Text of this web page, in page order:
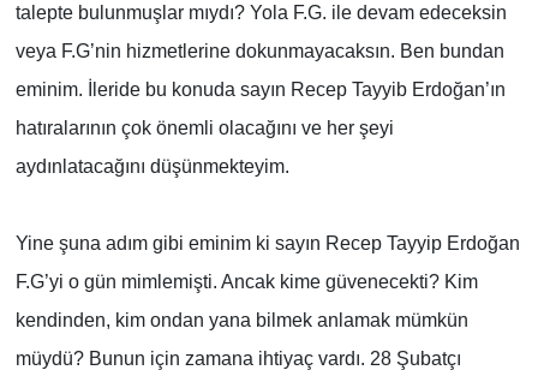
talepte bulunmuşlar mıydı? Yola F.G. ile devam edeceksin
veya F.G’nin hizmetlerine dokunmayacaksın. Ben bundan
eminim. İleride bu konuda sayın Recep Tayyib Erdoğan’ın
hatıralarının çok önemli olacağını ve her şeyi
aydınlatacağını düşünmekteyim.
Yine şuna adım gibi eminim ki sayın Recep Tayyip Erdoğan
F.G’yi o gün mimlemişti. Ancak kime güvenecekti? Kim
kendinden, kim ondan yana bilmek anlamak mümkün
müydü? Bunun için zamana ihtiyaç vardı. 28 Şubatçı